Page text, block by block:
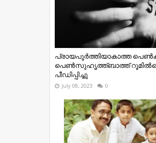
പ്രായപൂര്‍ത്തിയാകാത്ത
പെണ്‍സുഹൃത്ത്ബാത്ത്
പീഡിപ്പിച്ചു
July 08, 2023 0